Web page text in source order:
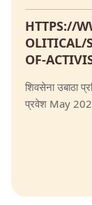
HTTPS://
OLITICAL/
OF-
शिवसेना उबाठा
प्रवेश May